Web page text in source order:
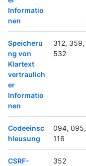
Informatio
nen
Speicheru
ng von
Klartext
vertraulich
er
Informatio
nen
312, 359,
532
Codeeinsc
hleusung
094, 095,
116
CSRF-
352